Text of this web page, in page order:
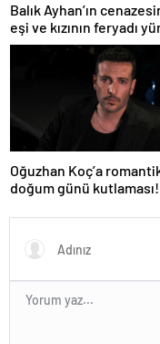
Balık Ayhan’ın
eşi ve kızının feryadı
dağladı: “Baba kalk
Oğuzhan Koç’a
doğum günü kutlaması!